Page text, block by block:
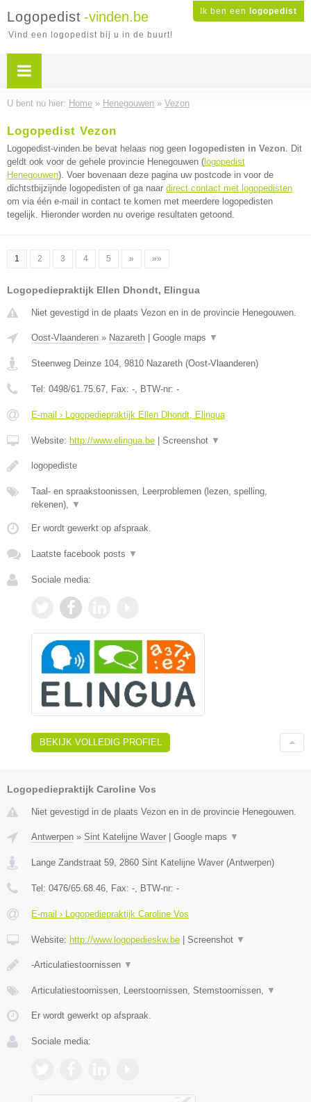
Ik ben een logopedist
Logopedist -vinden.be
Vind een logopedist bij u in de buurt!
U bent nu hier: Home » Henegouwen » Vezon
Logopedist Vezon
Logopedist-vinden.be bevat helaas nog geen logopedisten in Vezon. Dit
geldt ook voor de gehele provincie Henegouwen ( logopedist
Henegouwen). Voer bovenaan deze pagina uw postcode in voor de
dichtstbijzijnde logopedisten of ga naar direct contact met logopedisten
om via één e-mail in contact te komen met meerdere logopedisten
tegelijk. Hieronder worden nu overige resultaten getoond.
1 2 3 4 5 » »»
Logopediepraktijk Ellen Dhondt, Elingua
Niet gevestigd in de plaats Vezon en in de provincie Henegouwen.
Oost-Vlaanderen » Nazareth Google maps ▼
Steenweg Deinze 104, 9810 Nazareth (Oost-Vlaanderen)
Tel: 0498/61.75.67, Fax: -, BTW-nr: -
E-mail › Logopediepraktijk Ellen Dhondt, Elingua
Website: http://www.elingua.be Screenshot ▼
logopediste
Taal- en spraakstoonissen, Leerproblemen (lezen, spelling,
rekenen), ▼
Er wordt gewerkt op afspraak.
Laatste facebook posts ▼
Sociale media:
BEKIJK VOLLEDIG PROFIEL
Logopediepraktijk Caroline Vos
Niet gevestigd in de plaats Vezon en in de provincie Henegouwen.
Antwerpen » Sint Katelijne Waver Google maps ▼
Lange Zandstraat 59, 2860 Sint Katelijne Waver (Antwerpen)
Tel: 0476/65.68.46, Fax: -, BTW-nr: -
E-mail › Logopediepraktijk Caroline Vos
Website: http://www.logopedieskw.be Screenshot ▼
-Articulatiestoornissen ▼
Articulatiestoornissen, Leerstoornissen, Stemstoornissen, ▼
Er wordt gewerkt op afspraak.
Sociale media: